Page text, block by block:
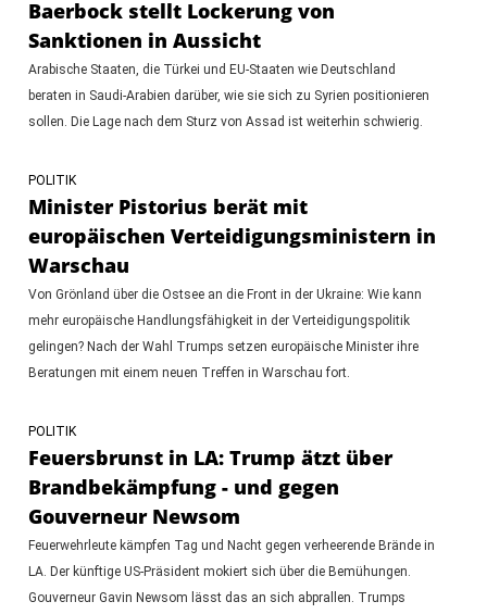
Baerbock stellt Lockerung von
Sanktionen in Aussicht
Arabische Staaten, die Türkei und EU-Staaten wie Deutschland
beraten in Saudi-Arabien darüber, wie sie sich zu Syrien positionieren
sollen. Die Lage nach dem Sturz von Assad ist weiterhin schwierig.
POLITIK
Minister Pistorius berät mit
europäischen Verteidigungsministern in
Warschau
Von Grönland über die Ostsee an die Front in der Ukraine: Wie kann
mehr europäische Handlungsfähigkeit in der Verteidigungspolitik
gelingen? Nach der Wahl Trumps setzen europäische Minister ihre
Beratungen mit einem neuen Treffen in Warschau fort.
POLITIK
Feuersbrunst in LA: Trump ätzt über
Brandbekämpfung - und gegen
Gouverneur Newsom
Feuerwehrleute kämpfen Tag und Nacht gegen verheerende Brände in
LA. Der künftige US-Präsident mokiert sich über die Bemühungen.
Gouverneur Gavin Newsom lässt das an sich abprallen. Trumps